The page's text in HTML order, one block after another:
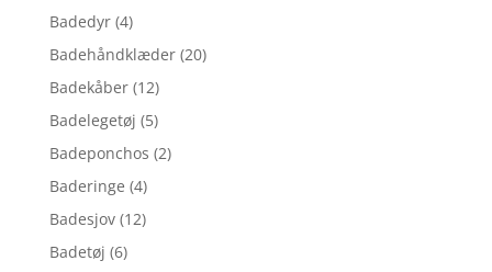
Badedyr (4)
Badehåndklæder (20)
Badekåber (12)
Badelegetøj (5)
Badeponchos (2)
Baderinge (4)
Badesjov (12)
Badetøj (6)